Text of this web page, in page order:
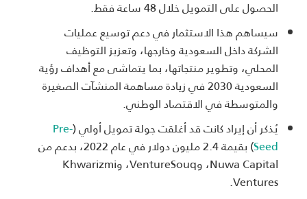
الحصول على التمويل خلال 48 ساعة فقط.
سيساهم هذا الاستثمار في دعم توسيع عمليات
الشركة داخل السعودية وخارجها، وتعزيز التوظيف
المحلي، وتطوير منتجاتها، بما يتماشى مع أهداف رؤية
السعودية 2030 في زيادة مساهمة المنشآت الصغيرة
والمتوسطة في الاقتصاد الوطني.
يُذكر أن إيراد كانت قد أغلقت جولة تمويل أولي (Pre-
Seed
) بقيمة 2.4 مليون دولار في عام 2022، بدعم من
Nuwa Capital، وVentureSouq، وKhwarizmi
Ventures.